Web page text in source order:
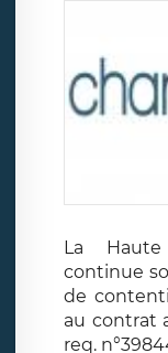
La Haute
continue
de
au contrat
req.